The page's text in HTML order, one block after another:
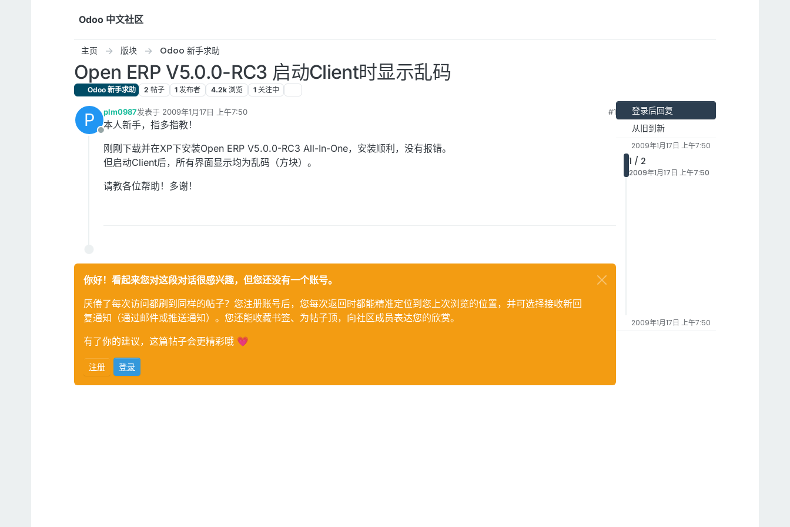
Odoo 中文社区
主页 版块 Odoo 新手求助
Open ERP V5.0.0-RC3 启动Client时显示乱码
Odoo 新手求助 2 帖子 1 发布者 4.2k 浏览 1 关注中
P
离线
plm0987发表于 2009年1月17日 上午7:50
最后由 编辑
#1
本人新手，指多指教！
刚刚下载并在XP下安装Open ERP V5.0.0-RC3 All-In-One，安装顺利，没有报错。
但启动Client后，所有界面显示均为乱码（方块）。
请教各位帮助！多谢！
你好！看起来您对这段对话很感兴趣，但您还没有一个账号。
厌倦了每次访问都刷到同样的帖子？您注册账号后，您每次返回时都能精准定位到您上次浏览的位置，并可选择接收新回
复通知（通过邮件或推送通知）。您还能收藏书签、为帖子顶，向社区成员表达您的欣赏。
有了你的建议，这篇帖子会更精彩哦 💗
注册 登录
登录后回复
从旧到新
2009年1月17日 上午7:50
1 / 2
2009年1月17日 上午7:50
2009年1月17日 上午7:50